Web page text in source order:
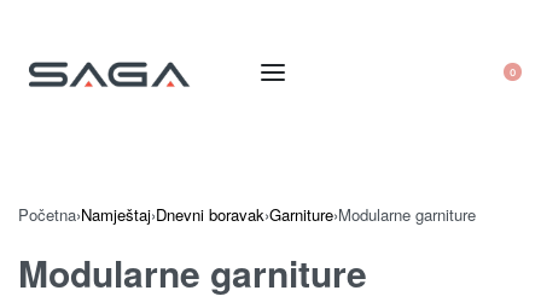
0
Početna›Namještaj›Dnevni boravak›Garniture›Modularne garniture
Modularne garniture